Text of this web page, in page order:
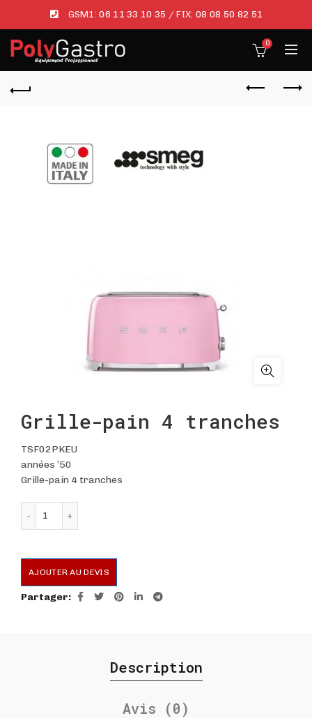
GSM1:06 11 33 10 35 / FIX: 08 08 50 82 51
0
Grille-pain 4 tranches
TSF02PKEU
années ’50
Grille-pain 4 tranches
AJOUTER AU DEVIS
Partager
Description
Avis (0)